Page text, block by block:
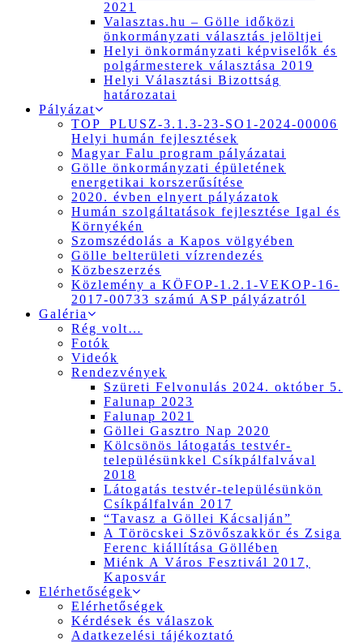
2021
Valasztas.hu – Gölle időközi
önkormányzati választás jelöltjei
Helyi önkormányzati képviselők és
polgármesterek választása 2019
Helyi Választási Bizottság
határozatai
Pályázat
TOP_PLUSZ-3.1.3-23-SO1-2024-00006
Helyi humán fejlesztések
Magyar Falu program pályázatai
Gölle önkormányzati épületének
energetikai korszerűsítése
2020. évben elnyert pályázatok
Humán szolgáltatások fejlesztése Igal és
Környékén
Szomszédolás a Kapos völgyében
Gölle belterületi vízrendezés
Közbeszerzés
Közlemény a KÖFOP-1.2.1-VEKOP-16-
2017-00733 számú ASP pályázatról
Galéria
Rég volt…
Fotók
Videók
Rendezvények
Szüreti Felvonulás 2024. október 5.
Falunap 2023
Falunap 2021
Göllei Gasztro Nap 2020
Kölcsönös látogatás testvér-
településünkkel Csíkpálfalvával
2018
Látogatás testvér-településünkön
Csíkpálfalván 2017
“Tavasz a Göllei Kácsalján”
A Töröcskei Szövőszakkör és Zsiga
Ferenc kiállítása Göllében
Miénk A Város Fesztivál 2017,
Kaposvár
Elérhetőségek
Elérhetőségek
Kérdések és válaszok
Adatkezelési tájékoztató